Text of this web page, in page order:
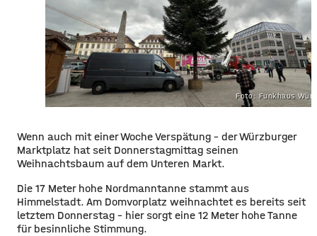
Foto: Funkhaus
Wenn auch mit einer Woche Verspätung – der Würzburger
Marktplatz hat seit Donnerstagmittag seinen
Weihnachtsbaum auf dem Unteren Markt.
Die 17 Meter hohe Nordmanntanne stammt aus
Himmelstadt. Am Domvorplatz weihnachtet es bereits seit
letztem Donnerstag – hier sorgt eine 12 Meter hohe Tanne
für besinnliche Stimmung.